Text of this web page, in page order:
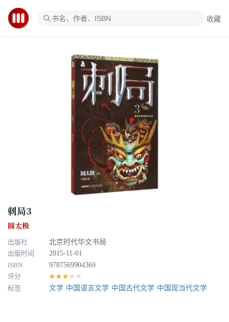
收藏
刺局3
圆太极
出版社
北京时代华文书局
出版时间
2015-11-01
ISBN
9787569904369
评分
★★★★★
标签 文学 中国语言文学 中国古代文学 中国现当代文学